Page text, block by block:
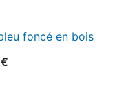
foncé en bois
€